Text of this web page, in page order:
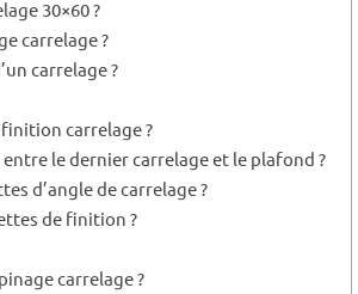
30×60 ?
carrelage ?
carrelage ?
carrelage ?
le dernier carrelage et le plafond ?
d’angle de carrelage ?
de finition ?
carrelage ?